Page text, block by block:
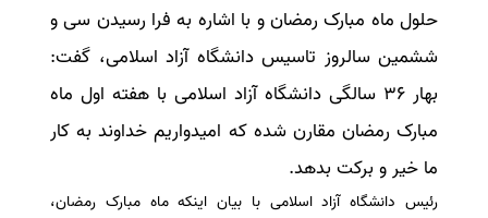
سفارش ترجمه همزمان
سفارش چکیده گرافیکی
سفارش تهیه کاورلتر
سفارش انگیزه‌نامه‌SOP
حلول ماه مبارک رمضان و با اشاره به فرا رسیدن سی و
ششمین سالروز تاسیس دانشگاه آزاد اسلامی، گفت:
بهار ۳۶ سالگی دانشگاه آزاد اسلامی با هفته اول ماه
مبارک رمضان مقارن شده که امیدواریم خداوند به کار
ما خیر و برکت بدهد.
رئیس دانشگاه آزاد اسلامی با بیان اینکه ماه مبارک رمضان،